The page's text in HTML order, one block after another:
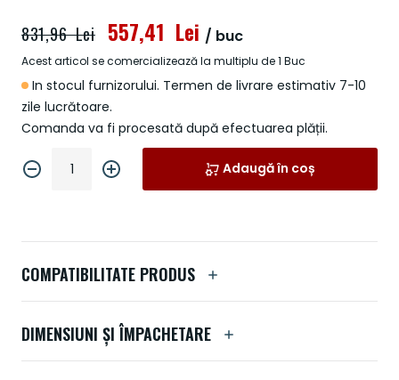
In stocul furnizorului. Termen de livrare estimativ 7-10
zile lucrătoare.
Comanda va fi procesată după efectuarea plății.
557,41 Lei
831,96 Lei / buc
Acest articol se comercializează la multiplu de 1 Buc
Adaugă în coș
imagini
COMPATIBILITATE PRODUS
DIMENSIUNI ȘI ÎMPACHETARE